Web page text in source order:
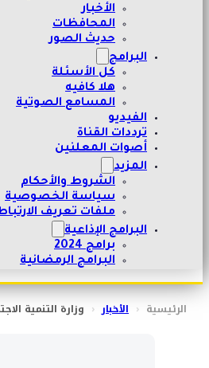
الأخبار
المحافظات
حديث الصور
البرامج
كل الأسئلة
هلا كافيه
المسامع الصوتية
الفيديو
ترددات القناة
أصوات المعلنين
المزيد
الشروط والأحكام
سياسة الخصوصية
ملفات تعريف
البرامج الإذاعية
برامج 2024
البرامج الرمضانية
الرئيسية ‹ الأخبار ‹ وزارة التنمية